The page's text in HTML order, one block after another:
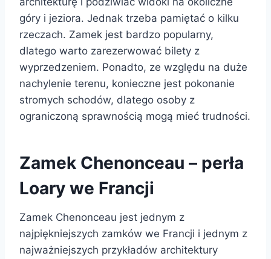
góry i jeziora. Jednak trzeba pamiętać o kilku
rzeczach. Zamek jest bardzo popularny,
dlatego warto zarezerwować bilety z
wyprzedzeniem. Ponadto, ze względu na duże
nachylenie terenu, konieczne jest pokonanie
stromych schodów, dlatego osoby z
ograniczoną sprawnością mogą mieć trudności.
Zamek Chenonceau – perła
Loary we Francji
Zamek Chenonceau jest jednym z
najpiękniejszych zamków we Francji i jednym z
najważniejszych przykładów architektury